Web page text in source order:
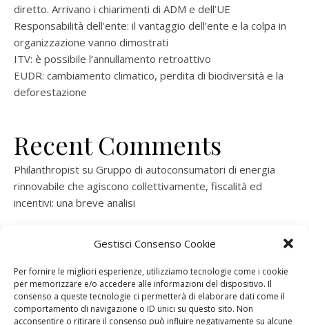
Gestisci Consenso Cookie
Per fornire le migliori esperienze, utilizziamo tecnologie come i cookie
per memorizzare e/o accedere alle informazioni del dispositivo. Il
consenso a queste tecnologie ci permetterà di elaborare dati come il
comportamento di navigazione o ID unici su questo sito. Non
acconsentire o ritirare il consenso può influire negativamente su alcune
diretto. Arrivano i chiarimenti di ADM e dell’UE
Responsabilità dell’ente: il vantaggio dell’ente e la colpa in
organizzazione vanno dimostrati
ITV: è possibile l’annullamento retroattivo
EUDR: cambiamento climatico, perdita di biodiversità e la
deforestazione
Recent Comments
Philanthropist su Gruppo di autoconsumatori di energia
rinnovabile che agiscono collettivamente, fiscalità ed
incentivi: una breve analisi
rinnovabile che agiscono collettivamente, fiscalità ed
ramatogelsuGruppo di autoconsumatori di energia
rinnovabile che agiscono collettivamente, fiscalità ed